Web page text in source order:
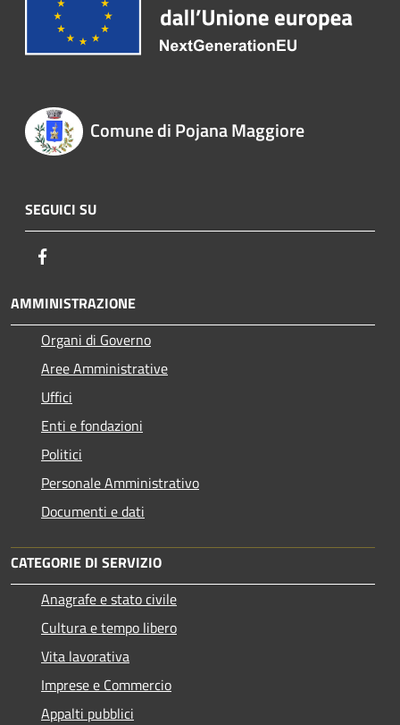
Comune di Pojana Maggiore
SEGUICI SU
AMMINISTRAZIONE
Organi di Governo
Aree Amministrative
Uffici
Enti e fondazioni
Politici
Personale Amministrativo
Documenti e dati
CATEGORIE DI SERVIZIO
Anagrafe e stato civile
Cultura e tempo libero
Vita lavorativa
Imprese e Commercio
Appalti pubblici